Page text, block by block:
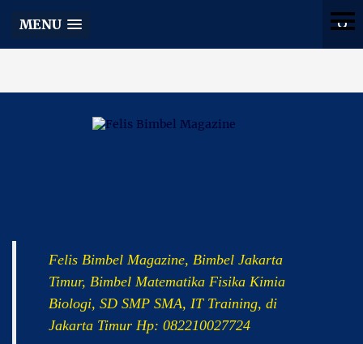
Felis Bimbel Magazine, Bimbel Jakarta
Timur, Bimbel Matematika Fisika Kimia
Biologi, SD SMP SMA, IT Training, di
Jakarta Timur Hp: 082210027724
MENU